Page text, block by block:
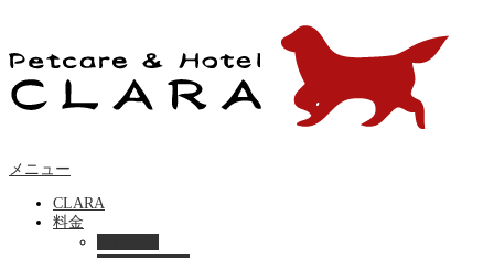
メニュー
CLARA
料金